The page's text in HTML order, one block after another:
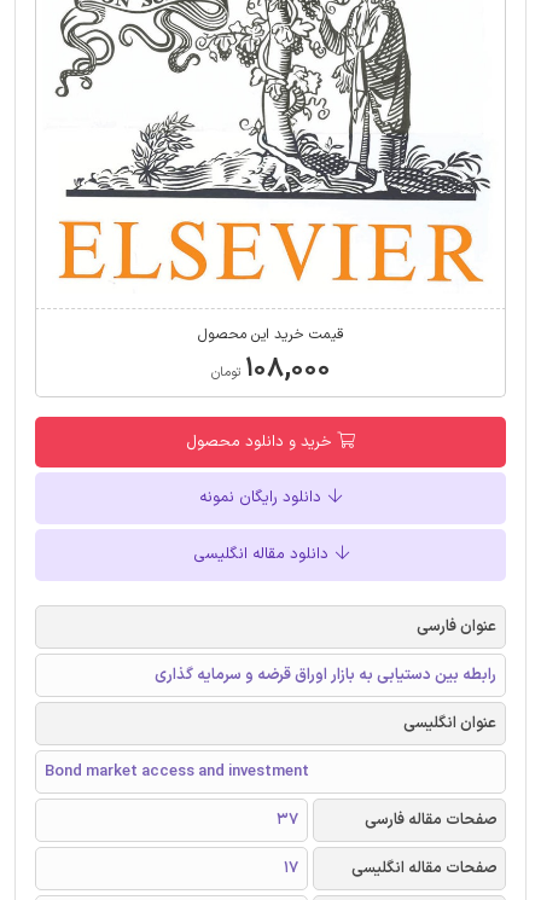
قیمت خرید این محصول
۱۰۸,۰۰۰ تومان
خرید و دانلود محصول
دانلود رایگان نمونه
دانلود مقاله انگلیسی
عنوان فارسی
رابطه بین دستیابی به بازار اوراق قرضه و سرمایه گذاری
عنوان انگلیسی
Bond market access and investment
صفحات مقاله فارسی
37
صفحات مقاله انگلیسی
17